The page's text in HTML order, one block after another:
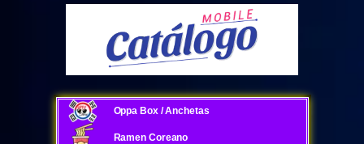
Oppa Box / Anchetas
Ramen Coreano